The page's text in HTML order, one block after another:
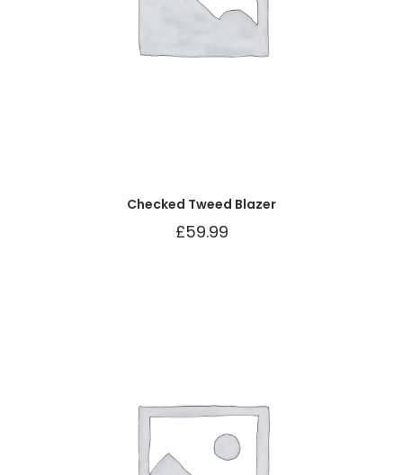
Checked Tweed Blazer
£59.99